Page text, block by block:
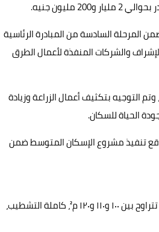
الأعمال الأخيرة لـ 55 ألف وحدة سكنية ضمن المرحلة السادسة من المبادرة الرئاسية
والشركات المنفذة لأعمال الطرق
التوجيه بتكثيف أعمال الزراعة وزيادة
الحياة للسكان.
تنفيذ مشروع الإسكان المتوسط ضمن
وأوضح مسئولو الجهاز أن المشروع يضم (٣٠٧) عمارات بإجمالي (٧٣٦٨) وحدة سكنية بمساحات تتراوح بين ١٠٠ و١١٠ و١٢٠ م²، كاملة التشطيب،